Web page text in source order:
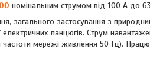
номінальним струмом від 100 А до
загального застосування з
ланцюгів. Струм
мережі живлення 50 Гц).